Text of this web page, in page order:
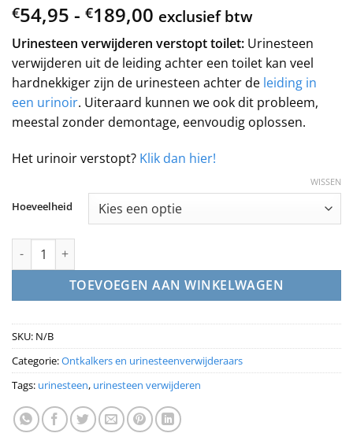
€54,95 - €189,00 Prijsklasse:
€54,95
tot
€189,00
exclusief btw
Urinesteen verwijderen verstopt toilet: Urinesteen
verwijderen uit de leiding achter een toilet kan veel
hardnekkiger zijn de urinesteen achter de leiding in
een urinoir. Uiteraard kunnen we ook dit probleem,
meestal zonder demontage, eenvoudig oplossen.
Het urinoir verstopt? Klik dan hier!
Hoeveelheid
WISSEN
Urinesteen verwijderen verstopt toilet aantal
TOEVOEGEN AAN WINKELWAGEN
SKU: N/B
Categorie:Ontkalkers en urinesteenverwijderaars
Tags: urinesteen, urinesteen verwijderen